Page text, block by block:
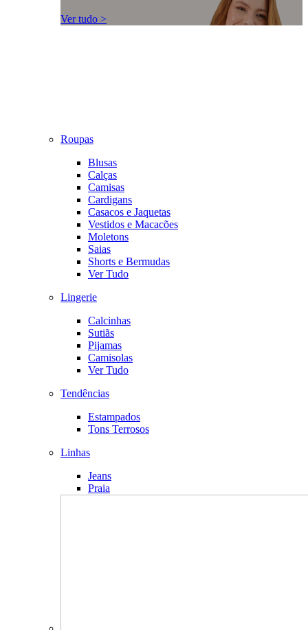
Ver tudo >
Roupas
Blusas
Calças
Camisas
Cardigans
Casacos e Jaquetas
Vestidos e Macacões
Moletons
Saias
Shorts e Bermudas
Ver Tudo
Lingerie
Calcinhas
Sutiãs
Pijamas
Camisolas
Ver Tudo
Tendências
Estampados
Tons Terrosos
Linhas
Jeans
Praia